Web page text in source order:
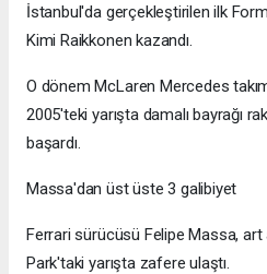
İstanbul'da gerçekleştirilen ilk
Kimi Raikkonen kazandı.
O dönem McLaren Mercedes
2005'teki yarışta damalı bayrağı
başardı.
Massa'dan üst üste 3 galibiyet
Ferrari sürücüsü Felipe Massa,
Park'taki yarışta zafere ulaştı.